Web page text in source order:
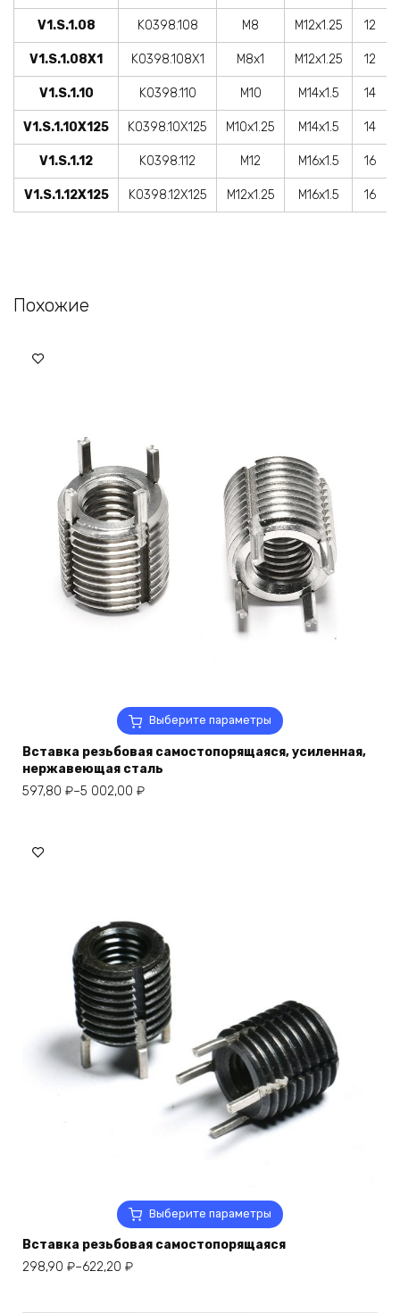
V1.S.1.08 K0398.108 M8 M12x1.25 12
V1.S.1.08X1 K0398.108X1 M8x1 M12x1.25 12
V1.S.1.10 K0398.110 M10 M14x1.5 14
V1.S.1.10X125 K0398.10X125 M10x1.25 M14x1.5 14
V1.S.1.12 K0398.112 M12 M16x1.5 16
V1.S.1.12X125 K0398.12X125 M12x1.25 M16x1.5 16
Похожие
Выберите параметры
Этот
товар
имеет
Вставка резьбовая самостопорящаяся, усиленная,
нержавеющая сталь
597,80 ₽–5 002,00 ₽
Диапазон
Выберите параметры
Этот
товар
имеет
Вставка резьбовая самостопорящаяся
298,90 ₽–622,20 ₽
Диапазон